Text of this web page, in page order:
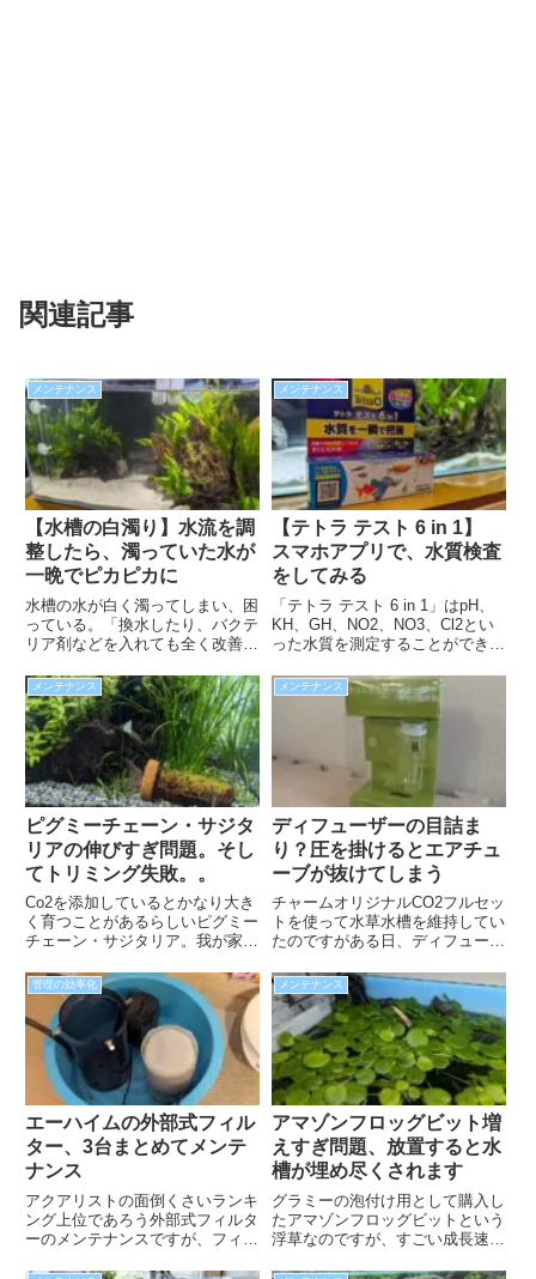
関連記事
メンテナンス
【水槽の白濁り】水流を調
整したら、濁っていた水が
一晩でピカピカに
水槽の水が白く濁ってしまい、困
っている。「換水したり、バクテ
リア剤などを入れても全く改善し
みる必要があるかもしれません。
アマゾン川源流の白砂と外部式フ
ィルター標準のオーバーフローパ
イプを組み合わせた場合、注意が
必要です。
メンテナンス
【テトラ テスト 6 in 1】
スマホアプリで、水質検査
をしてみる
「テトラ テスト 6 in 1」はpH、
KH、GH、NO2、NO3、Cl2とい
った水質を測定することができま
ば、pHとKHの濃度からCO2の濃
度も求めてくれます。アプリなら
履歴管理も簡単なので、使ってみ
ることをおすすめします。
メンテナンス
ピグミーチェーン・サジタ
リアの伸びすぎ問題。そし
てトリミング失敗。。
Co2を添加しているとかなり大き
く育つことがあるらしいピグミー
チェーン・サジタリア。我が家の
で葉っぱが伸びてきたため、思い
切ってトリミングをしてみること
にしました。
メンテナンス
ディフューザーの目詰ま
り？圧を掛けるとエアチュ
ーブが抜けてしまう
チャームオリジナルCO2フルセッ
トを使って水草水槽を維持してい
たのですがある日、ディフューザ
う様になりました。苔などでディ
フューザーのストーン部分が目詰
りすると発生するようなので、定
期的なメンテナンスが大切です
ね。
管理の効率化
エーハイムの外部式フィル
ター、3台まとめてメンテ
ナンス
アクアリストの面倒くさいランキ
ング上位であろう外部式フィルタ
ーのメンテナンスですが、フィル
メンテナンス
アマゾンフロッグビット増
えすぎ問題、放置すると水
槽が埋め尽くされます
グラミーの泡付け用として購入し
たアマゾンフロッグビットという
浮草なのですが、すごい成長速度